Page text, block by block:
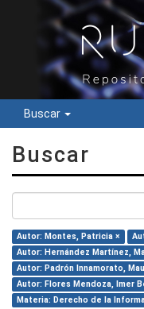
Buscar
Buscar
Autor: Montes, Patricia ×
Autor: Hernández Martínez,
Autor: Padrón Innamorato,
Autor: Flores Mendoza, Imer
Materia: Derecho de la